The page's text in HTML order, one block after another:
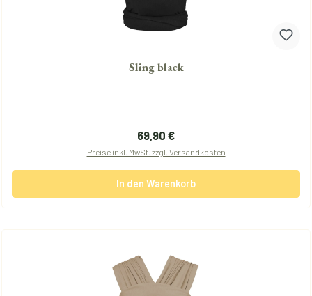
Sling black
Regulärer Preis:
69,90 €
Preise inkl. MwSt. zzgl. Versandkosten
In den Warenkorb